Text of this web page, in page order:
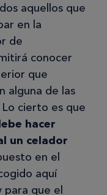
aquellos que
en la
de
conocer
que
alguna de las
cierto es que
hacer
un celador
en el
aquí
que el